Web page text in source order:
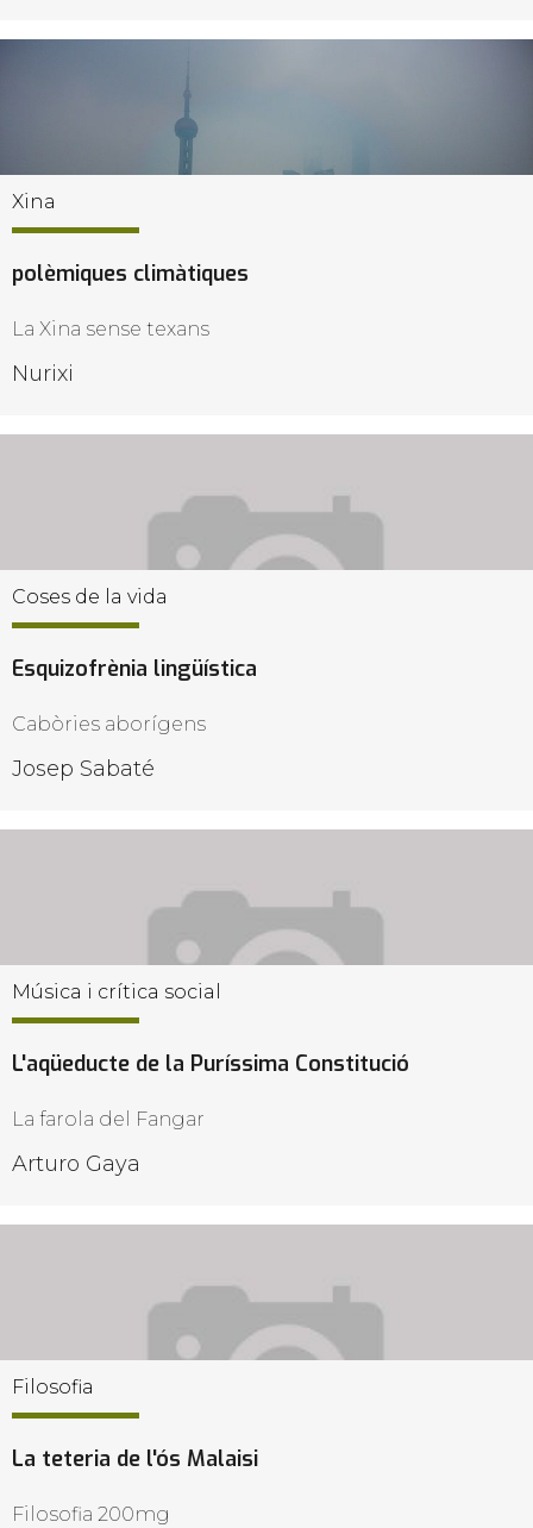
Xina
polèmiques climàtiques
La Xina sense texans
Nurixi
Coses de la vida
Esquizofrènia lingüística
Cabòries aborígens
Josep Sabaté
Música i crítica social
L'aqüeducte de la Puríssima Constitució
La farola del Fangar
Arturo Gaya
Filosofia
La teteria de l'ós Malaisi
Filosofia 200mg